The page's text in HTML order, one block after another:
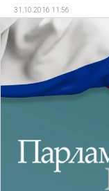
31.10.2016 11:56